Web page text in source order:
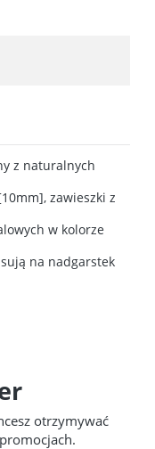
z naturalnych
zawieszki z
w kolorze
na nadgarstek
otrzymywać